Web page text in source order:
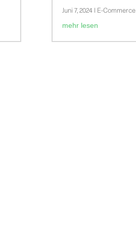
Juni 7, 2024| E-Commerce
mehr lesen